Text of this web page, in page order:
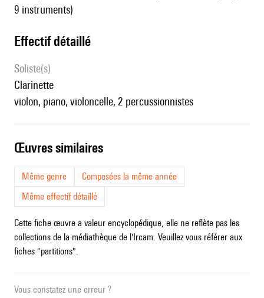
9 instruments)
effectif détaillé
Soliste(s)
clarinette
violon, piano, violoncelle, 2 percussionnistes
œuvres similaires
Même genre
Composées la même année
Même effectif détaillé
Cette fiche œuvre a valeur encyclopédique, elle ne reflète pas les
collections de la médiathèque de l'Ircam. Veuillez vous référer aux
fiches "partitions".
Vous constatez une erreur ?